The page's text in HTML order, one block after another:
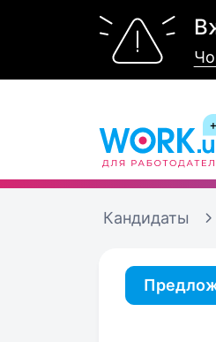
Кандидаты